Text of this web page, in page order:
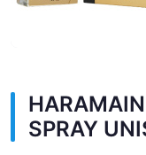
SPRAY